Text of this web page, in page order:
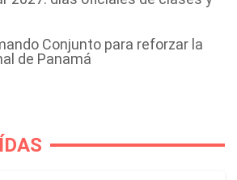
Conjunto para reforzar la
de Panamá